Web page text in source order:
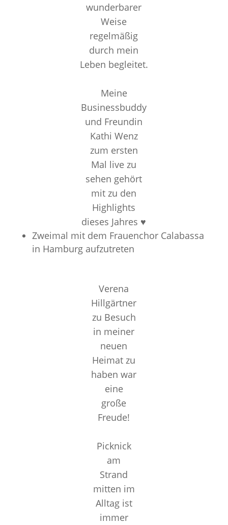
wunderbarer
Weise
regelmäßig
durch mein
Leben begleitet.
Meine
Businessbuddy
und Freundin
Kathi Wenz
zum ersten
Mal live zu
sehen gehört
mit zu den
Highlights
dieses Jahres ♥️
Zweimal mit dem Frauenchor Calabassa
in Hamburg aufzutreten
Verena
Hillgärtner
zu Besuch
in meiner
neuen
Heimat zu
haben war
eine
große
Freude!
Picknick
am
Strand
mitten im
Alltag ist
immer